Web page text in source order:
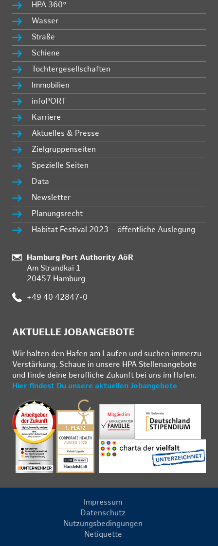
HPA 360°
Wasser
Straße
Schiene
Tochtergesellschaften
Immobilien
infoPORT
Karriere
Aktuelles & Presse
Zielgruppenseiten
Spezielle Seiten
Data
Newsletter
Planungsrecht
Habitat Festival 2023 – öffentliche Auslegung
:
Hamburg Port Authority AöR
Am Strandkai 1
20457 Hamburg
: +49 40 42847-0
AKTUELLE JOBANGEBOTE
Wir hal­ten den Ha­fen am Lau­fen und su­chen im­mer­zu
Ver­stär­kung. Schau­e in un­se­re HPA Stel­len­an­ge­bo­te
und fin­de deine be­ruf­li­che Zu­kunft bei uns im Ha­fen.
Hier findest Du unsere aktuellen Jobangebote
Impressum
Datenschutz
Nutzungsbedingungen
Netiquette